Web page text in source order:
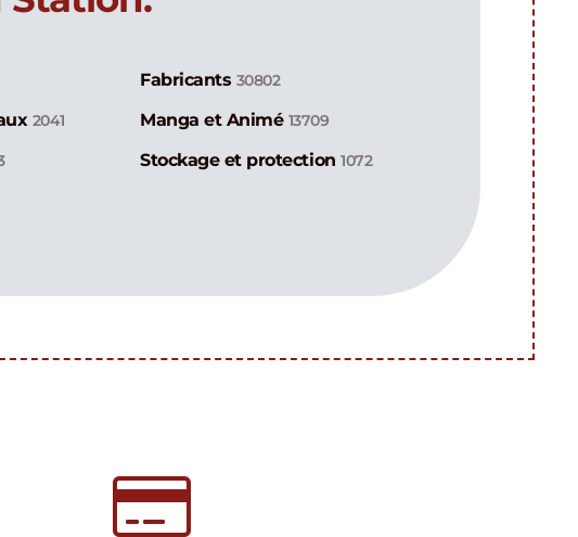
Fabricants 30802
2041 Manga et Animé 13709
Stockage et protection1072